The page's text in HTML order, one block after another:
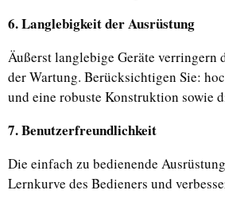
6. Langlebigkeit der Ausrüstung
Äußerst langlebige Geräte verringern
der Wartung. Berücksichtigen Sie:
und eine robuste Konstruktion sowie
7. Benutzerfreundlichkeit
Die einfach zu bedienende
Lernkurve des Bedieners und